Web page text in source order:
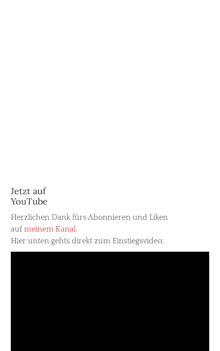
Jetzt auf
YouTube
Herzlichen Dank fürs Abonnieren und Liken
auf meinem Kanal.
Hier unten gehts direkt zum Einstiegsvideo: